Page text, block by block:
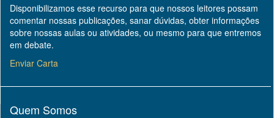
Disponibilizamos esse recurso para que nossos leitores possam
comentar nossas publicações, sanar dúvidas, obter informações
sobre nossas aulas ou atividades, ou mesmo para que entremos
em debate.
Enviar Carta
Quem Somos